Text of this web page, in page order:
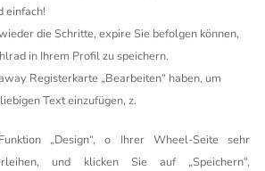
einfach!
die Schritte, expire Sie befolgen können,
in Ihrem Profil zu speichern.
Registerkarte „Bearbeiten“ haben, um
Text einzufügen, z.
„Design“, o Ihrer Wheel-Seite sehr
und klicken Sie auf „Speichern“,